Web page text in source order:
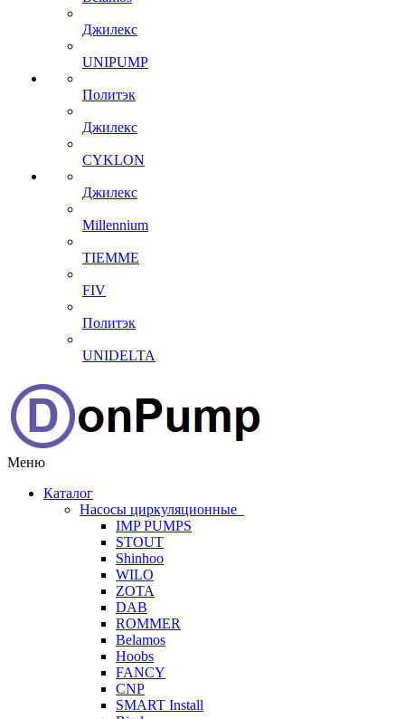
Джилекс
UNIPUMP
Политэк
Джилекс
CYKLON
Джилекс
Millennium
TIEMME
FIV
Политэк
UNIDELTA
Меню
Каталог
Насосы циркуляционные
IMP PUMPS
STOUT
Shinhoo
WILO
ZOTA
DAB
ROMMER
Belamos
Hoobs
FANCY
CNP
SMART Install